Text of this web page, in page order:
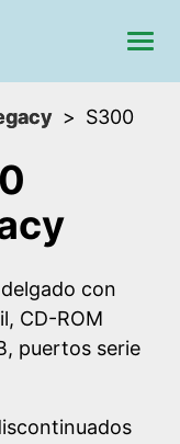
S300
con
CD-ROM
puertos serie